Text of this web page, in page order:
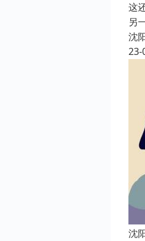
这
另
沈
23-
沈